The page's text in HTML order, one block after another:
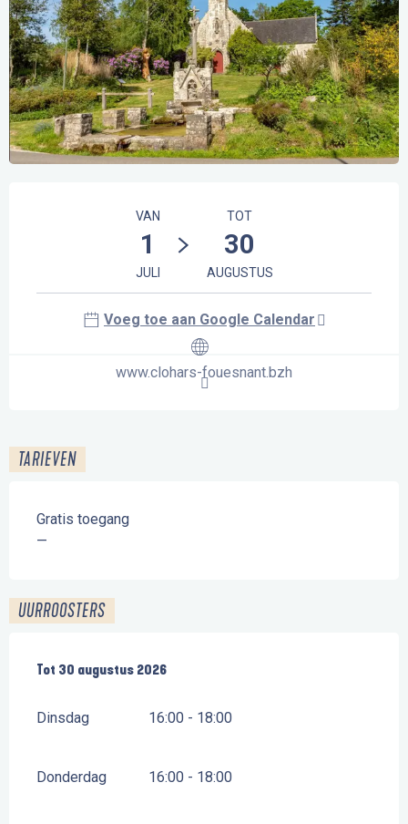
VAN
1
JULI
TOT
30
AUGUSTUS
Voeg toe aan Google Calendar
www.clohars-fouesnant.bzh
TARIEVEN
Gratis toegang
—
UURROOSTERS
Vanaf1 juli 2026 tot30 augustus 2026
Tot 30 augustus 2026
Dinsdag 16:00 - 18:00
Donderdag 16:00 - 18:00